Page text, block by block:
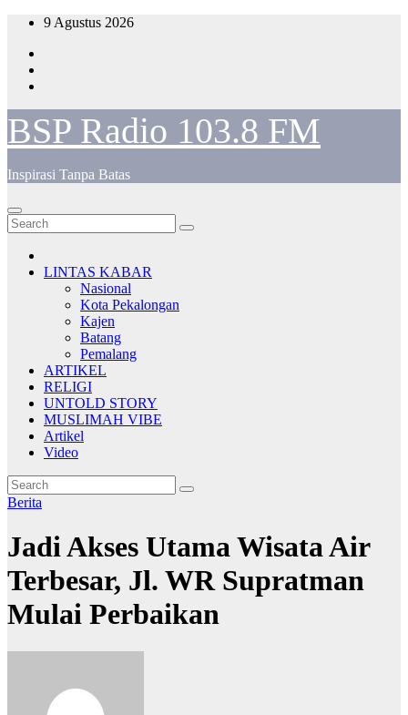
Skip
content
9 Agustus 2026
BSP Radio 103.8 FM
Inspirasi Tanpa Batas
LINTAS KABAR
Nasional
Kota Pekalongan
Kajen
Batang
Pemalang
ARTIKEL
RELIGI
UNTOLD STORY
MUSLIMAH VIBE
Artikel
Video
Berita
Jadi Akses Utama Wisata Air
Terbesar, Jl. WR Supratman
Mulai Perbaikan